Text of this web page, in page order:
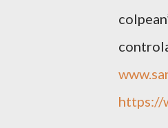
https://